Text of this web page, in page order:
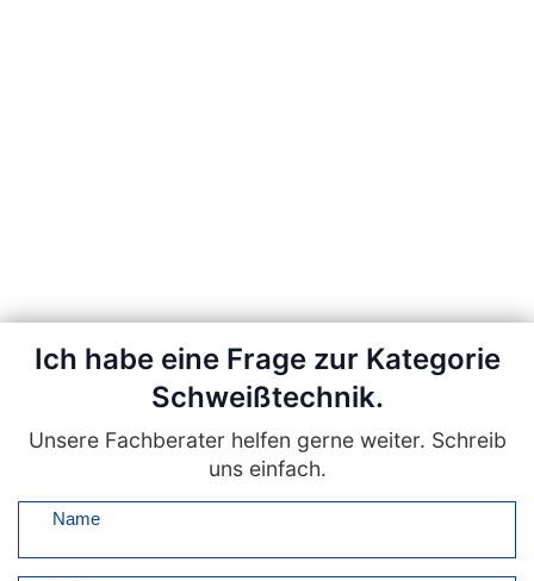
Ich habe eine Frage zur Kategorie
Schweißtechnik.
Unsere Fachberater helfen gerne weiter. Schreib
uns einfach.
Name